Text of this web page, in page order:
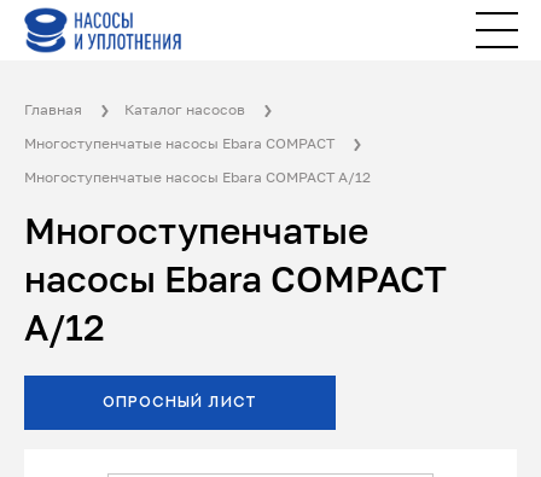
Главная
Каталог насосов
Многоступенчатые насосы Ebara COMPACT
Многоступенчатые насосы Ebara COMPACT A/12
Многоступенчатые
насосы Ebara COMPACT
A/12
ОПРОСНЫЙ ЛИСТ